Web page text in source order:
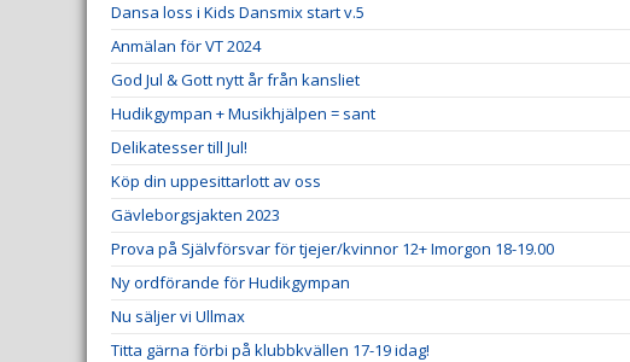
Dansa loss i Kids Dansmix start v.5
Anmälan för VT 2024
God Jul & Gott nytt år från kansliet
Hudikgympan + Musikhjälpen = sant
Delikatesser till Jul!
Köp din uppesittarlott av oss
Gävleborgsjakten 2023
Prova på Självförsvar för tjejer/kvinnor 12+ Imorgon 18-19.00
Ny ordförande för Hudikgympan
Nu säljer vi Ullmax
Titta gärna förbi på klubbkvällen 17-19 idag!